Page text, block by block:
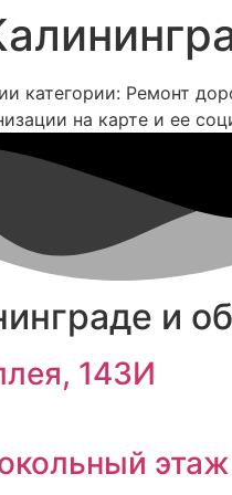
категории: Ремонт
на карте и ее
и
143И
этаж